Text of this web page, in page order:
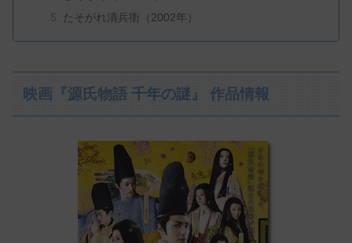
たそがれ清兵衛（2002年）
映画『源氏物語 千年の謎』 作品情報